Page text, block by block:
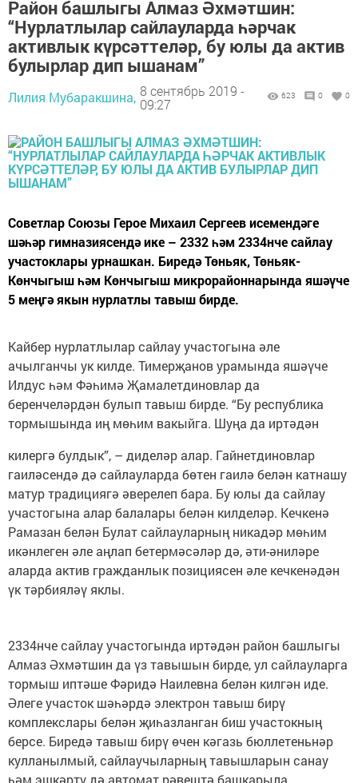
Район башлыгы Алмаз Әхмәтшин:
“Нурлатлылар сайлауларда һәрчак
активлык күрсәттеләр, бу юлы да актив
булырлар дип ышанам”
Лилия Мубаракшина, 8 сентябрь 2019 -
09:27
623 0 0
Советлар Союзы Герое Михаил Сергеев исемендәге
шәһәр гимназиясендә ике – 2332 һәм 2334нче сайлау
участоклары урнашкан. Биредә Төньяк, Төньяк-
Көнчыгыш һәм Көнчыгыш микрорайоннарында яшәүче
5 меңгә якын нурлатлы тавыш бирде.
Кайбер нурлатлылар сайлау участогына әле
ачылганчы ук килде. Тимерҗанов урамында яшәүче
Илдус һәм Фәһимә Җамалетдиновлар да
беренчеләрдән булып тавыш бирде. “Бу республика
тормышында иң мөһим вакыйга. Шуңа да иртәдән
килергә булдык”, – диделәр алар. Гайнетдиновлар
гаиләсендә дә сайлауларда бөтен гаилә белән катнашу
матур традициягә әверелеп бара. Бу юлы да сайлау
участогына алар балалары белән килделәр. Кечкенә
Рамазан белән Булат сайлауларның никадәр мөһим
икәнлеген әле аңлап бетермәсәләр дә, әти-әниләре
аларда актив гражданлык позициясен әле кечкенәдән
үк тәрбияләү яклы.
2334нче сайлау участогында иртәдән район башлыгы
Алмаз Әхмәтшин да үз тавышын бирде, ул сайлауларга
тормыш иптәше Фәридә Наилевна белән килгән иде.
Әлеге участок шәһәрдә электрон тавыш бирү
комплекслары белән җиһазланган биш участокның
берсе. Биредә тавыш бирү өчен кәгазь бюллетеньнәр
кулланылмый, сайлаучыларның тавышларын санау